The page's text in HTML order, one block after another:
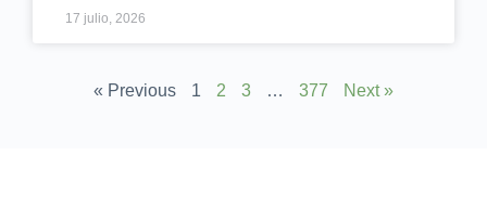
17 julio, 2026
« Previous 1 2 3 … 377 Next »